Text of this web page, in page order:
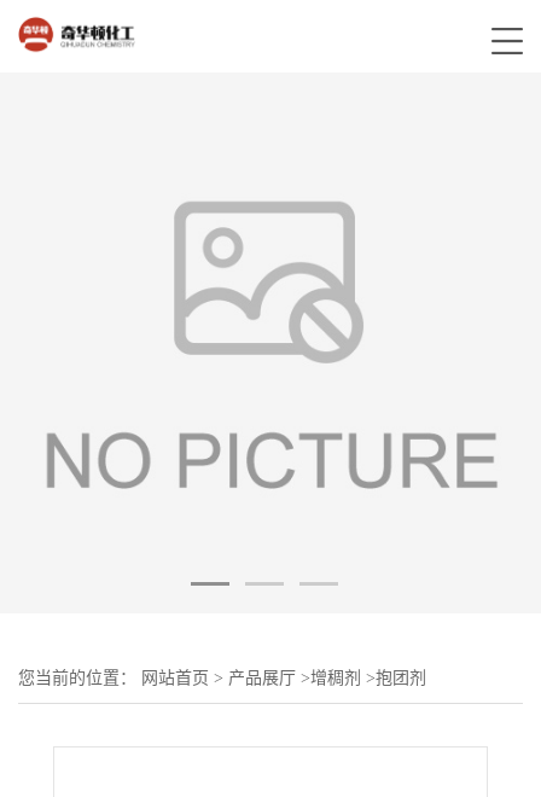
您当前的位置： 网站首页 > 产品展厅 >增稠剂 >抱团剂